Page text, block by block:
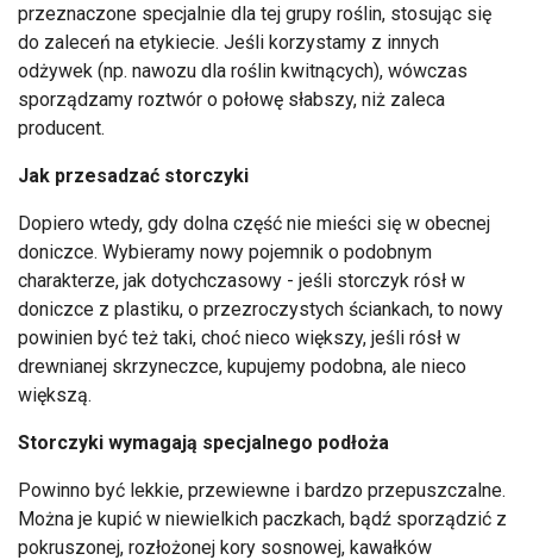
przeznaczone specjalnie dla tej grupy roślin, stosując się
do zaleceń na etykiecie. Jeśli korzystamy z innych
odżywek (np. nawozu dla roślin kwitnących), wówczas
sporządzamy roztwór o połowę słabszy, niż zaleca
producent.
Jak przesadzać storczyki
Dopiero wtedy, gdy dolna część nie mieści się w obecnej
doniczce. Wybieramy nowy pojemnik o podobnym
charakterze, jak dotychczasowy - jeśli storczyk rósł w
doniczce z plastiku, o przezroczystych ściankach, to nowy
powinien być też taki, choć nieco większy, jeśli rósł w
drewnianej skrzyneczce, kupujemy podobna, ale nieco
większą.
Storczyki wymagają specjalnego podłoża
Powinno być lekkie, przewiewne i bardzo przepuszczalne.
Można je kupić w niewielkich paczkach, bądź sporządzić z
pokruszonej, rozłożonej kory sosnowej, kawałków